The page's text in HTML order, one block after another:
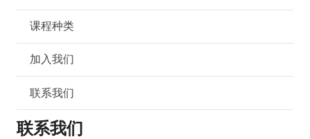
课程种类
加入我们
联系我们
联系我们